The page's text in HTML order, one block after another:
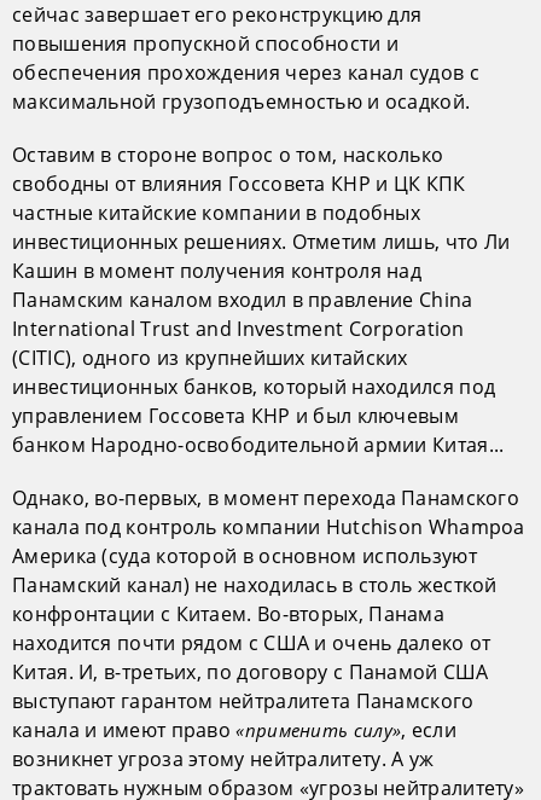
сейчас завершает его реконструкцию для
повышения пропускной способности и
обеспечения прохождения через канал судов с
максимальной грузоподъемностью и осадкой.
Оставим в стороне вопрос о том, насколько
свободны от влияния Госсовета КНР и ЦК КПК
частные китайские компании в подобных
инвестиционных решениях. Отметим лишь, что Ли
Кашин в момент получения контроля над
Панамским каналом входил в правление China
International Trust and Investment Corporation
(СITIC), одного из крупнейших китайских
инвестиционных банков, который находился под
управлением Госсовета КНР и был ключевым
банком Народно-освободительной армии Китая...
Однако, во-первых, в момент перехода Панамского
канала под контроль компании Hutchison Whampoa
Америка (суда которой в основном используют
Панамский канал) не находилась в столь жесткой
конфронтации с Китаем. Во-вторых, Панама
находится почти рядом с США и очень далеко от
Китая. И, в-третьих, по договору с Панамой США
выступают гарантом нейтралитета Панамского
канала и имеют право«применить силу», если
возникнет угроза этому нейтралитету. А уж
трактовать нужным образом «угрозы нейтралитету»